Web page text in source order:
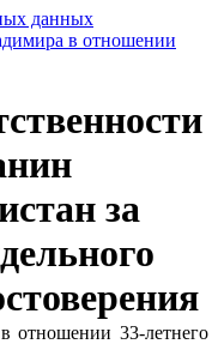
данных
в отношении
за
отношении 33-летнего